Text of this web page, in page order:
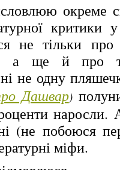
окреме
критики
не тільки
а ще й про
не одну
Дашвар)
наросли.
(не побоюся
міфи.